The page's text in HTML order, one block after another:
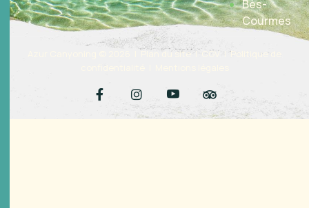
Bès-
Courmes
Azur Canyoning © 2026 |Plan du site| CGV |Politique de
confidentialité